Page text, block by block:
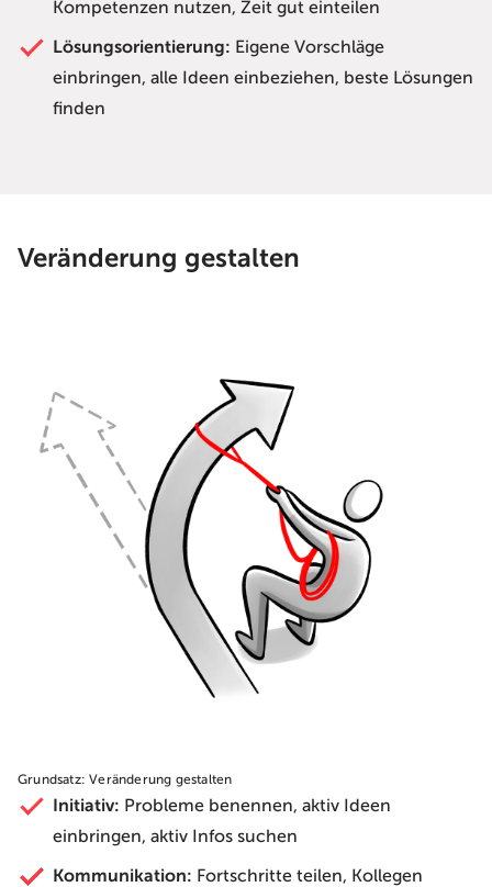
Kompetenzen nutzen, Zeit gut einteilen
Lösungsorientierung: Eigene Vorschläge
einbringen, alle Ideen einbeziehen, beste Lösungen
finden
Veränderung gestalten
Grundsatz: Veränderung gestalten
Initiativ: Probleme benennen, aktiv Ideen
einbringen, aktiv Infos suchen
Kommunikation: Fortschritte teilen, Kollegen